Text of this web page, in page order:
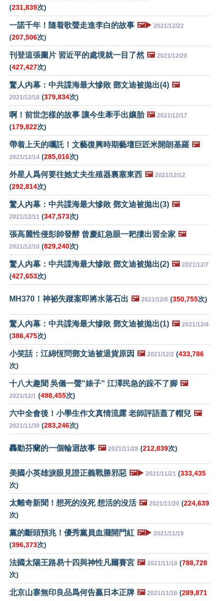
(231,839次)
一諾千年！隨着歌聲走進李白的故事 🖼️▶️ 2021/12/22
(207,506次)
刊登這張圖片 習近平的處境就一目了然 🖼️ 2021/12/20
(427,427次)
驚人內幕：中共諜海最大慘敗 鄧文迪被拋出(4) 🖼️
2021/12/18 (379,834次)
啊！前世怎樣的故事 讓今生牽手出孃胎 🖼️ 2021/12/17
(179,822次)
帶着上天的囑託！文藝復興時期藝壇巨匠米開朗基羅 🖼️
2021/12/14 (285,016次)
外星人爲何要往她丈夫生殖器裏塞東西 🖼️ 2021/12/12
(292,814次)
驚人內幕：中共諜海最大慘敗 鄧文迪被拋出(3) 🖼️
2021/12/11 (347,573次)
張高麗性侵彭帥發酵 曾慶紅急眼一耙摟出習全家 🖼️
2021/12/10 (829,240次)
驚人內幕：中共諜海最大慘敗 鄧文迪被拋出(2) 🖼️ 2021/12/7
(427,653次)
MH370！神祕失蹤案即將水落石出 🖼️ 2021/12/5 (350,755次)
驚人內幕：中共諜海最大慘敗 鄧文迪被拋出(1) 🖼️ 2021/12/4
(386,475次)
小笑話：江綿恆問鄧文迪被退貨原因 🖼️ 2021/12/2 (433,786
次)
十八大趣聞 吳儀一聲"婊子" 江澤民急的跺不了腳 🖼️
2021/12/1 (498,455次)
六中全會後！小學生作文真情流露 老師評語蓋了帽兒 🖼️
2021/11/30 (283,246次)
轟動芬蘭的一個輪迴故事 🖼️ 2021/11/28 (212,839次)
美國小英雄淚眼見證正義戰勝邪惡 🖼️▶️ 2021/11/21 (333,435
次)
太離奇新聞！想死的沒死 想活的沒活 🖼️ 2021/11/20 (224,639
次)
黨的斷頭預兆！優秀黨員血濺開門紅 🖼️▶️ 2021/11/19
(396,373次)
法國太陽王路易十四與神性凡爾賽宮 🖼️ 2021/11/18 (788,728
次)
北京山寨無印良品爲何告贏日本正牌 🖼️ 2021/11/16 (289,871